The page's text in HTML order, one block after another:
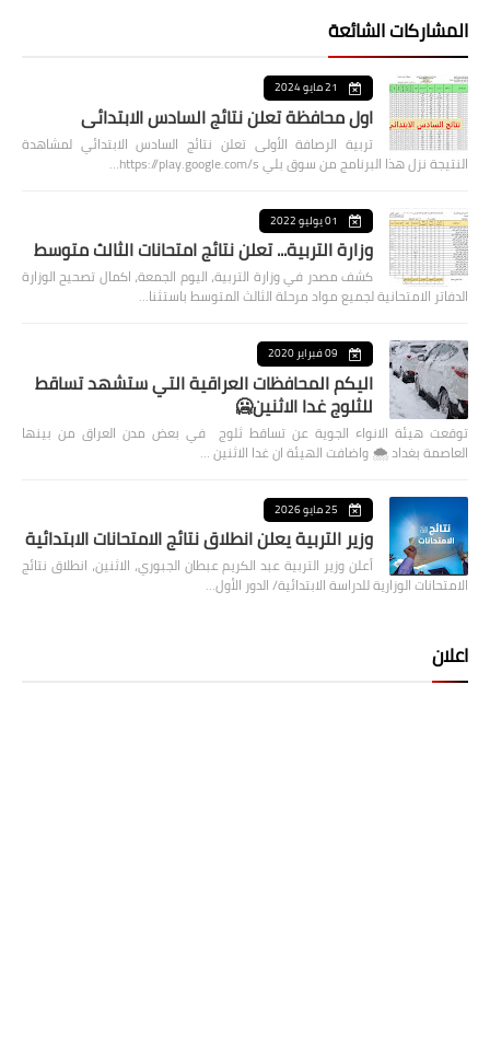
المشاركات الشائعة
21 مايو 2024
اول محافظة تعلن نتائج السادس الابتدائي
تربية الرصافة الأولى تعلن نتائج السادس الابتدائي لمشاهدة
النتيجة نزل هذا البرنامج من سوق بلي https://play.google.com/s…
01 يوليو 2022
وزارة التربية... تعلن نتائج امتحانات الثالث متوسط
كشف مصدر في وزارة التربية، اليوم الجمعة، اكمال تصحيح الوزارة
الدفاتر الامتحانية لجميع مواد مرحلة الثالث المتوسط باستثنا…
09 فبراير 2020
اليكم المحافظات العراقية التي ستشهد تساقط
للثلوج غدا الاثنين🥶
توقعت هيئة الانواء الجوية عن تساقط ثلوج في بعض مدن العراق من بينها
العاصمة بغداد ⁦🌨️⁩ واضافت الهيئة ان غدا الاثنين …
25 مايو 2026
وزير التربية يعلن انطلاق نتائج الامتحانات الابتدائية
أعلن وزير التربية عبد الكريم عبطان الجبوري، الاثنين، انطلاق نتائج
الامتحانات الوزارية للدراسة الابتدائية/ الدور الأول…
اعلان